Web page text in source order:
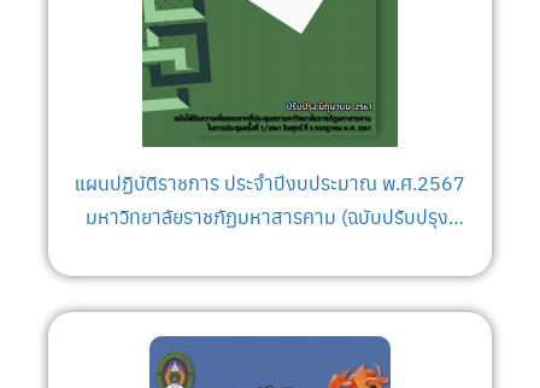
แผนปฏิบัติราชการ ประจำปีงบประมาณ พ.ศ.2567
มหาวิทยาลัยราชภัฏมหาสารคาม (ฉบับปรับปรุง)
ประชุมสภามหาวิทยาลัยราชภัฏมหาสารคาม